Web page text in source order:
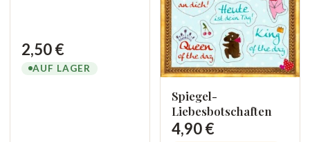
2,50 €
AUF LAGER
Spiegel-
Liebesbotschaften
4,90 €